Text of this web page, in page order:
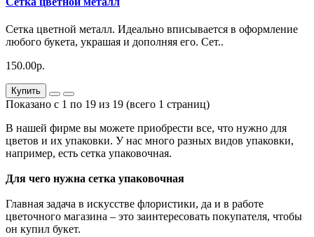
Сетка цветной металл. Идеально вписывается в оформление
любого букета, украшая и дополняя его. Сет..
150.00р.
Купить
Показано с 1 по 19 из 19 (всего 1 страниц)
В нашей фирме вы можете приобрести все, что нужно для
цветов и их упаковки. У нас много разных видов упаковки,
например, есть сетка упаковочная.
Для чего нужна сетка упаковочная
Главная задача в искусстве флористики, да и в работе
цветочного магазина – это заинтересовать покупателя, чтобы
он купил букет.